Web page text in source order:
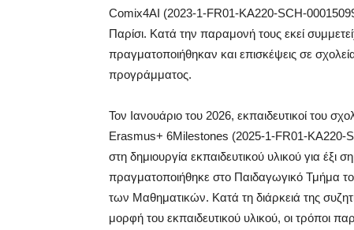
Comix4AI (2023-1-FR01-KA220-SCH-
Παρίσι. Κατά την παραμονή τους εκεί
πραγματοποιήθηκαν και επισκέψεις σε
προγράμματος.
Τον Ιανουάριο του 2026, εκπαιδευτικοί του
Erasmus+ 6Milestones (2025-1-FR01-KA220-
στη δημιουργία εκπαιδευτικού υλικού για
πραγματοποιήθηκε στο Παιδαγωγικό Τμήμα
των Μαθηματικών. Κατά τη διάρκειά της
μορφή του εκπαιδευτικού υλικού, οι τρόποι